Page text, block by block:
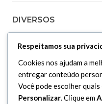
DIVERSOS
Curiosidades
Dicionário Islâmico
Downloads
Respeitamos sua
Cookies nos ajudam a
entregar conteúdo
Você pode escolher
Personalizar. Clique em